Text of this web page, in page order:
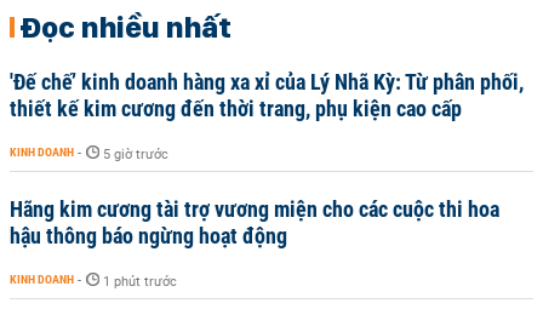
Đọc nhiều nhất
'Đế chế’ kinh doanh hàng xa xỉ của Lý Nhã Kỳ: Từ phân phối,
thiết kế kim cương đến thời trang, phụ kiện cao cấp
KINH DOANH - 5 giờ trước
Hãng kim cương tài trợ vương miện cho các cuộc thi hoa
hậu thông báo ngừng hoạt động
KINH DOANH - 1 phút trước